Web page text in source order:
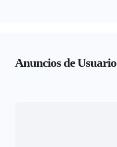
Anuncios de Usuario